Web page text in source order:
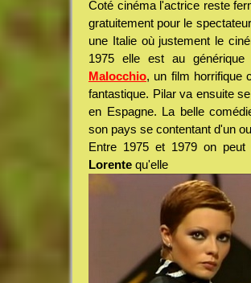
Coté cinéma l'actrice reste
gratuitement pour le
une Italie où justement le
1975 elle est au
Malocchio, un film horrifique
fantastique. Pilar va ensuite
en Espagne. La belle
son pays se contentant d'un
Entre 1975 et 1979 on
Lorente qu'elle